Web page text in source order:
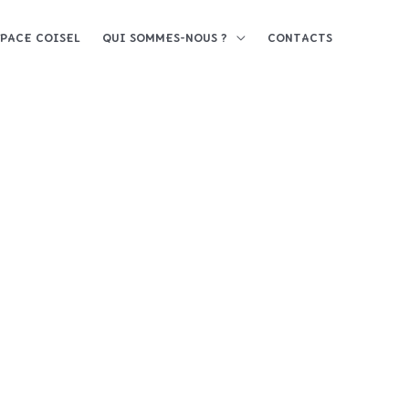
COISEL QUI SOMMES-NOUS ? CONTACTS